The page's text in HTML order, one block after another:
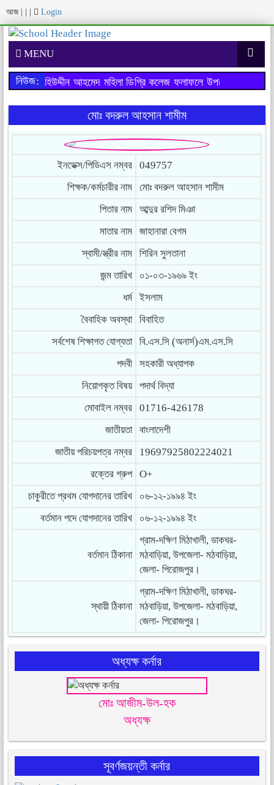
আজ Login
MENU
নিউজ:মহিউদ্দীন আহমেদ মহিলা ডিগ্রি কলেজ ফলাফলে উপজেলায় ১ম
মোঃ বদরুল আহসান শামীম
ইনডেক্স/পিডিএস নম্বর
049757
শিক্ষক/কর্মচারীর নাম
মোঃ বদরুল আহসান শামীম
পিতার নাম
আব্দুর রশিদ মিঞা
মাতার নাম
জাহানারা বেগম
স্বামী/স্ত্রীর নাম
শিরিন সুলতানা
জন্ম তারিখ
০১-০৩-১৯৬৯ ইং
ধর্ম
ইসলাম
বৈবাহিক অবস্থা
বিবাহিত
সর্বশেষ শিক্ষাগত যোগ্যতা
বি.এস.সি (অনার্স)এম.এস.সি
পদবী
সহকারী অধ্যাপক
নিয়োগকৃত বিষয়
পদার্থ বিদ্যা
মোবাইল নম্বর
01716-426178
জাতীয়তা
বাংলাদেশী
জাতীয় পরিচয়পত্র নম্বর
19697925802224021
রক্তের গ্রুপ
O+
চাকুরীতে প্রথম যোগদানের তারিখ
০৬-১২-১৯৯৪ ইং
বর্তমান পদে যোগদানের তারিখ
০৬-১২-১৯৯৪ ইং
বর্তমান ঠিকানা
গ্রাম-দক্ষিণ মিঠাখালী, ডাকঘর-
মঠবাড়িয়া, উপজেলা- মঠবাড়িয়া,
জেলা- পিরোজপুর।
স্থায়ী ঠিকানা
গ্রাম-দক্ষিণ মিঠাখালী, ডাকঘর-
মঠবাড়িয়া, উপজেলা- মঠবাড়িয়া,
জেলা- পিরোজপুর।
অধ্যক্ষ কর্নার
মোঃ আজীম-উল-হক
অধ্যক্ষ
সূবর্ণজয়ন্তী কর্নার